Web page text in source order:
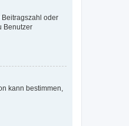
oder
Benutzer
kann bestimmen,